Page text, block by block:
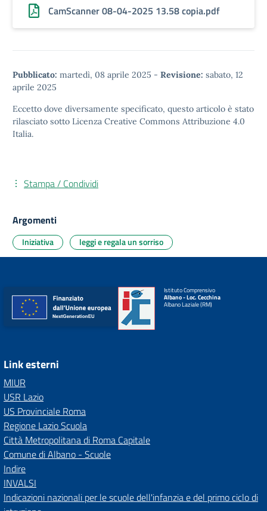
CamScanner 08-04-2025 13.58 copia.pdf
Pubblicato: martedì, 08 aprile 2025 - Revisione: sabato, 12
aprile 2025
Eccetto dove diversamente specificato, questo articolo è stato
rilasciato sotto Licenza Creative Commons Attribuzione 4.0
Italia.
Stampa / Condividi
Argomenti
Iniziativa leggi e regala un sorriso
Istituto Comprensivo
Albano - Loc. Cecchina
Albano Laziale (RM)
Link esterni
MIUR
USR Lazio
US Provinciale Roma
Regione Lazio Scuola
Città Metropolitana di Roma Capitale
Comune di Albano - Scuole
Indire
INVALSI
Indicazioni nazionali per le scuole dell'infanzia e del primo ciclo di